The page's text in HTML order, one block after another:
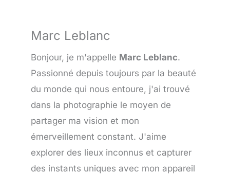
Marc Leblanc
Bonjour, je m'appelle Marc Leblanc.
Passionné depuis toujours par la beauté
du monde qui nous entoure, j'ai trouvé
dans la photographie le moyen de
partager ma vision et mon
émerveillement constant. J'aime
explorer des lieux inconnus et capturer
des instants uniques avec mon appareil